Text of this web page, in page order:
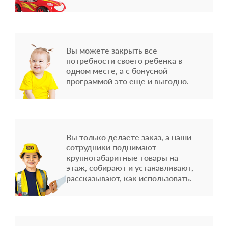
Вы можете закрыть все
потребности своего ребенка в
одном месте, а с бонусной
программой это еще и выгодно.
Вы только делаете заказ, а наши
сотрудники поднимают
крупногабаритные товары на
этаж, собирают и устанавливают,
рассказывают, как использовать.